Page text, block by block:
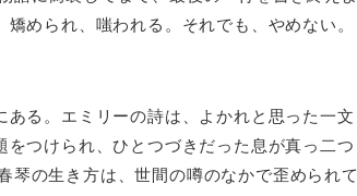
められ、嗤われる。それでも、やめない。
ある。エミリーの詩は、よかれと思った一文
つけられ、ひとつづきだった息が真っ二つ
琴の生き方は、世間の噂のなかで歪められて